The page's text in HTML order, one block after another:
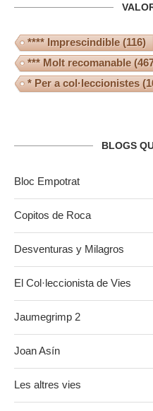
**** Imprescindible(116)
*** Molt recomanable
* Per a col·leccionistes
BLOGS
Bloc Empotrat
Copitos de Roca
Desventuras y Milagros
El Col·leccionista de Vies
Jaumegrimp 2
Joan Asín
Les altres vies